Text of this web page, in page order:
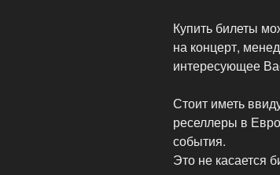
Купить билеты
на концерт,
интересующее
Стоит иметь
реселлеры в
события.
Это не касается